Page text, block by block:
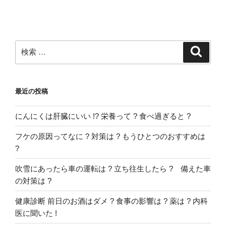
検
索:
最近の投稿
にんにくは肝臓にいい !? 栄養って ? 食べ過ぎると ?
フケの原因ってなに ? 対策は ? もうひとつのおすすめは
?
吹雪にあったら車の運転は ? 立ち往生したら ? 備えた車
の対策は ?
健康診断 前日のお酒はダメ ? 食事の影響は ? 薬は ? 内科
医に聞いた !